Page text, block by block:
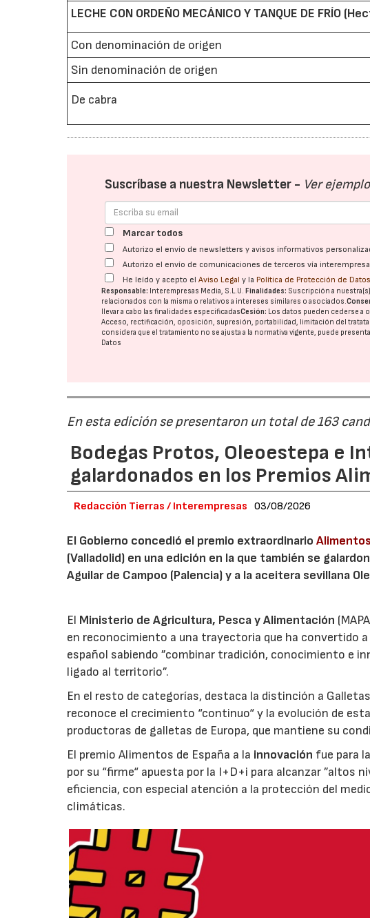
LECHE CON ORDEÑO MECÁNICO Y TANQUE DE FRÍO
Con denominación de origen
Sin denominación de origen
De cabra
Suscríbase a nuestra Newsletter - Ver ejemplo
Marcar todos
Autorizo el envío de newsletters y avisos informativos
Autorizo el envío de comunicaciones de terceros vía
He leído y acepto elAviso Legal y la Política de Protección de Datos
Responsable: Interempresas Media, S.L.U.Finalidades: Suscripción a
relacionados con la misma o relativos a intereses similares o asociados.
llevar a cabo las finalidades especificadasCesión: Los datos pueden cederse a
Acceso, rectificación, oposición, supresión, portabilidad, limitación del
considera que el tratamiento no se ajusta a la normativa vigente, puede
Datos
En esta edición se presentaron un total de 163
Bodegas Protos, Oleoestepa e
galardonados en los Premios
Redacción Tierras / Interempresas 03/08/2026
El Gobierno concedió el premio extraordinario
(Valladolid) en una edición en la que también se
Aguilar de Campoo (Palencia) y a la aceitera sevillana
El Ministerio de Agricultura, Pesca y Alimentación
en reconocimiento a una trayectoria que ha convertido
español sabiendo ”combinar tradición, conocimiento e
ligado al territorio”.
En el resto de categorías, destaca la distinción a
reconoce el crecimiento “continuo“ y la evolución de
productoras de galletas de Europa, que mantiene su
El premio Alimentos de España a la innovación fue para
por su “firme“ apuesta por la I+D+i para alcanzar ”altos
eficiencia, con especial atención a la protección del
climáticas.